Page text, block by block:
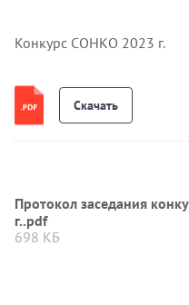
Конкурс СОНКО 2023 г.
Скачать
Протокол заседания
г..pdf
698 КБ